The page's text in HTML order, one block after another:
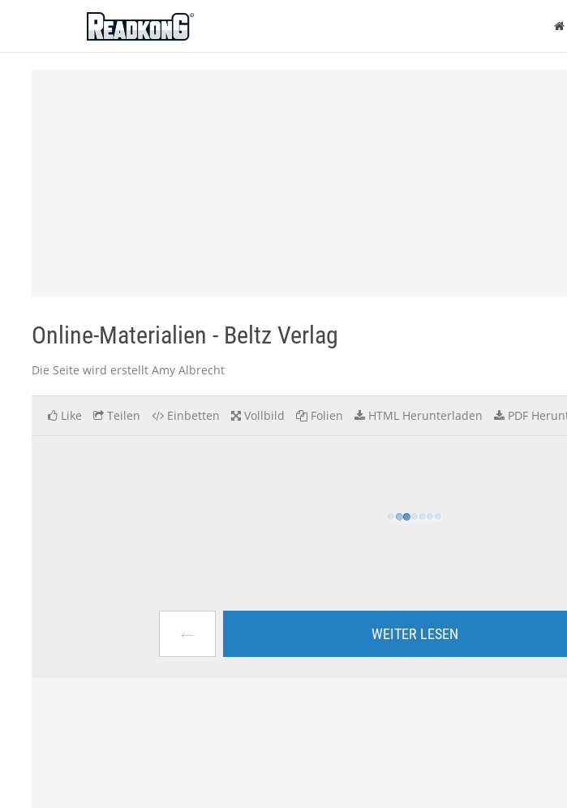
ReadkonG
Online-Materialien - Beltz Verlag
Die Seite wird erstellt Amy Albrecht
Like Teilen Einbetten Vollbild Folien HTML Herunterladen PDF
← WEITER LESEN